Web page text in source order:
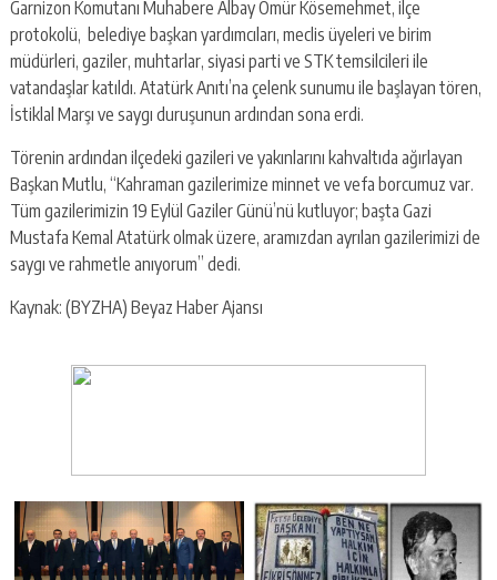
Garnizon Komutanı Muhabere Albay Ömür Kösemehmet, ilçe
protokolü, belediye başkan yardımcıları, meclis üyeleri ve birim
müdürleri, gaziler, muhtarlar, siyasi parti ve STK temsilcileri ile
vatandaşlar katıldı. Atatürk Anıtı’na çelenk sunumu ile başlayan tören,
İstiklal Marşı ve saygı duruşunun ardından sona erdi.
Törenin ardından ilçedeki gazileri ve yakınlarını kahvaltıda ağırlayan
Başkan Mutlu, “Kahraman gazilerimize minnet ve vefa borcumuz var.
Tüm gazilerimizin 19 Eylül Gaziler Günü’nü kutluyor; başta Gazi
Mustafa Kemal Atatürk olmak üzere, aramızdan ayrılan gazilerimizi de
saygı ve rahmetle anıyorum” dedi.
Kaynak: (BYZHA) Beyaz Haber Ajansı